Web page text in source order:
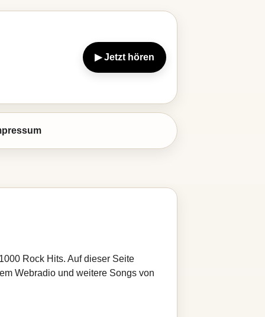
▶ Jetzt hören
Rock Hits. Auf dieser Seite
Webradio und weitere Songs von